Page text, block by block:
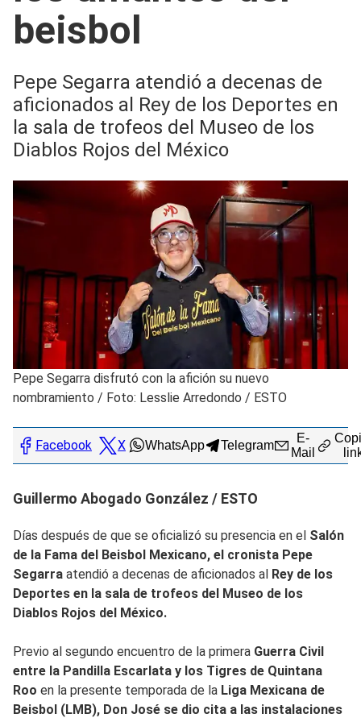
beisbol
Pepe Segarra atendió a decenas de
aficionados al Rey de los Deportes en
la sala de trofeos del Museo de los
Diablos Rojos del México
Pepe Segarra disfrutó con la afición su nuevo
nombramiento / Foto: Lesslie Arredondo / ESTO
Facebook X WhatsApp Telegram
E-
Mail
Guillermo Abogado González / ESTO
Días después de que se oficializó su presencia en el Salón
de la Fama del Beisbol Mexicano, el cronista Pepe
Segarra atendió a decenas de aficionados al Rey de los
Deportes en la sala de trofeos del Museo de los
Diablos Rojos del México.
Previo al segundo encuentro de la primera Guerra Civil
entre la Pandilla Escarlata y los Tigres de Quintana
Roo en la presente temporada de la Liga Mexicana de
Beisbol (LMB), Don José se dio cita a las instalaciones